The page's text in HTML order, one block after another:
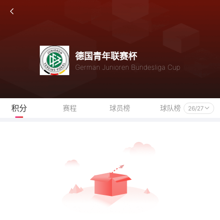
德国青年联赛杯
German Junioren Bundesliga Cup
积分 赛程 球员榜 球队榜 26/27